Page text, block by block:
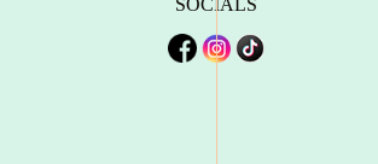
SOCIALS